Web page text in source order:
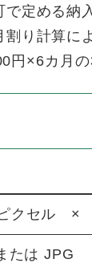
定める納
り計算に
×6カ月の
クセル ×
たは JPG